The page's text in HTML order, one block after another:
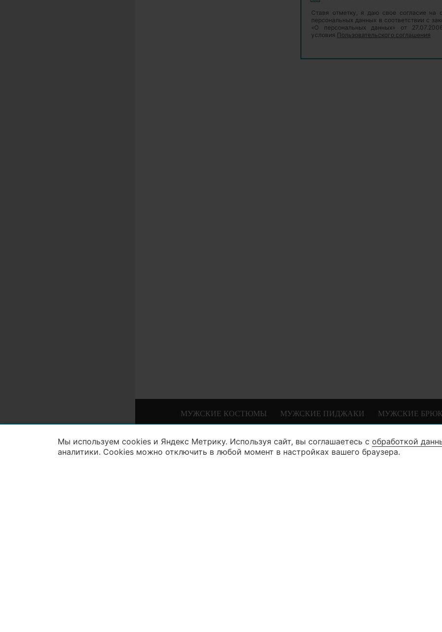
Ставя отметку, я даю свое согласие на
персональных данных в соответствии с
«О персональных данных» от
условия Пользовательского соглашения
МУЖСКИЕ КОСТЮМЫ МУЖСКИЕ ПИДЖАКИ МУЖСКИЕ
КАТАЛОГ
КОНТАКТЫ
8 (846)
8 (927)
Мы используем cookies и Яндекс Метрику. Используя сайт, вы соглашаетесь с обработкой
аналитики. Cookies можно отключить в любой момент в настройках вашего браузера.